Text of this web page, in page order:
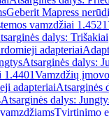
Geberit Mapress
vamzdžiai 1.4521
dalys: Trišakiai
adapteriai
Atsarginės dalys:
1.4401Vamzdžių
adapteriaiAtsarginės
Atsarginės dalys:
Tvirtinimo